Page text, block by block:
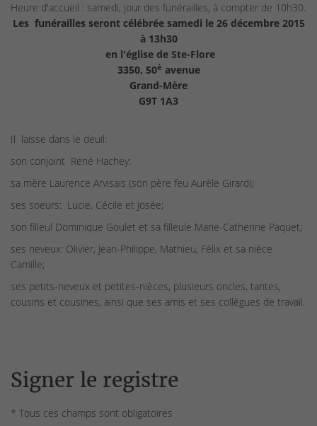
Heure d'accueil : samedi, jour des funérailles, à compter de 10h30.
Les funérailles seront célébrée samedi le 26 décembre 2015
à 13h30
en l'église de Ste-Flore
3350, 50è avenue
Grand-Mère
G9T 1A3
Il laisse dans le deuil:
son conjoint René Hachey:
sa mère Laurence Arvisais (son père feu Aurèle Girard);
ses soeurs: Lucie, Cécile et Josée;
son filleul Dominique Goulet et sa filleule Marie-Catherine Paquet;
ses neveux: Olivier, Jean-Philippe, Mathieu, Félix et sa nièce
Camille;
ses petits-neveux et petites-nièces, plusieurs oncles, tantes,
cousins et cousines, ainsi que ses amis et ses collègues de travail.
Signer le registre
* Tous ces champs sont obligatoires